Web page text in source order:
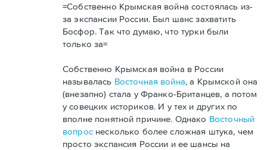
=Собственно Крымская война состоялась из-
за экспансии России. Был шанс захватить
Босфор. Так что думаю, что турки были
только за=
Собственно Крымская война в России
называлась Восточная война, а Крымской она
(внезапно) стала у Франко-Британцев, а потом
у совецких историков. И у тех и других по
вполне понятной причине. Однако Восточный
вопроснесколько более сложная штука, чем
просто экспансия России и ее шансы на